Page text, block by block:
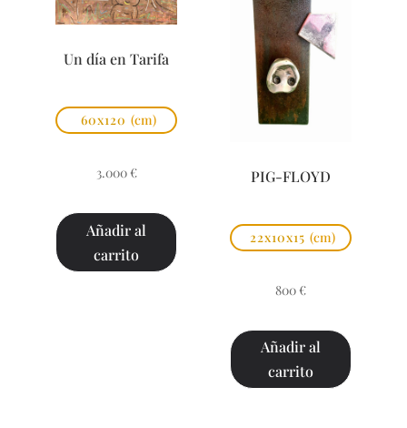
Un día en Tarifa
60x120 (cm)
3.000 €
Añadir al
carrito
PIG-FLOYD
22x10x15 (cm)
800 €
Añadir al
carrito